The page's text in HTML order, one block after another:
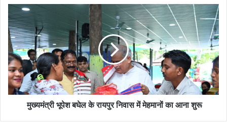
मुख्यमंत्री भूपेश बघेल के रायपुर निवास में मेहमानों का आना शुरू